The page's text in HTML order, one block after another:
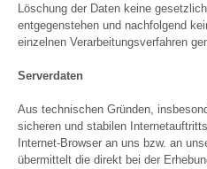
Löschung der Daten keine
entgegenstehen und nachfolgend
einzelnen Verarbeitungsverfahren
Serverdaten
Aus technischen Gründen,
sicheren und stabilen
Internet-Browser an uns bzw. an
übermittelt die direkt bei der